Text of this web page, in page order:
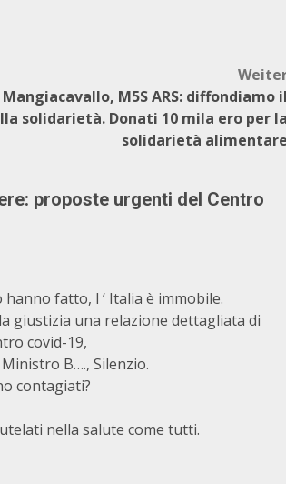
Mangiacavallo, M5S ARS: diffondiamo il
solidarietà. Donati 10 mila ero per la
solidarietà alimentare
proposte urgenti del Centro
fatto, l ‘ Italia è immobile.
giustizia una relazione dettagliata di
covid-19,
B…., Silenzio.
contagiati?
nella salute come tutti.